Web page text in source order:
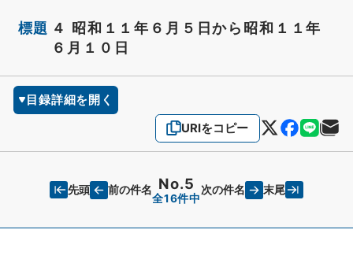
標題 ４ 昭和１１年６月５日から昭和１１年
６月１０日
目録詳細を開く
URIをコピー
先頭 前の件名 No.5
全16件中
次の件名 末尾